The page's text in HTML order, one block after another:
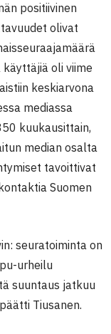
positiivinen
olivat
oli viime
keskiarvona
mediassa
kuukausittain,
median osalta
tavoittivat
Suomen
seuratoiminta on
urheilu
suuntaus jatkuu
Tiusanen.